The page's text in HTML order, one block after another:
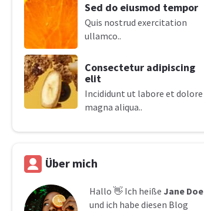
Sed do eiusmod tempor
Quis nostrud exercitation
ullamco..
Consectetur adipiscing
elit
Incididunt ut labore et dolore
magna aliqua..
Über mich
Hallo 👋 Ich heiße Jane Doe
und ich habe diesen Blog